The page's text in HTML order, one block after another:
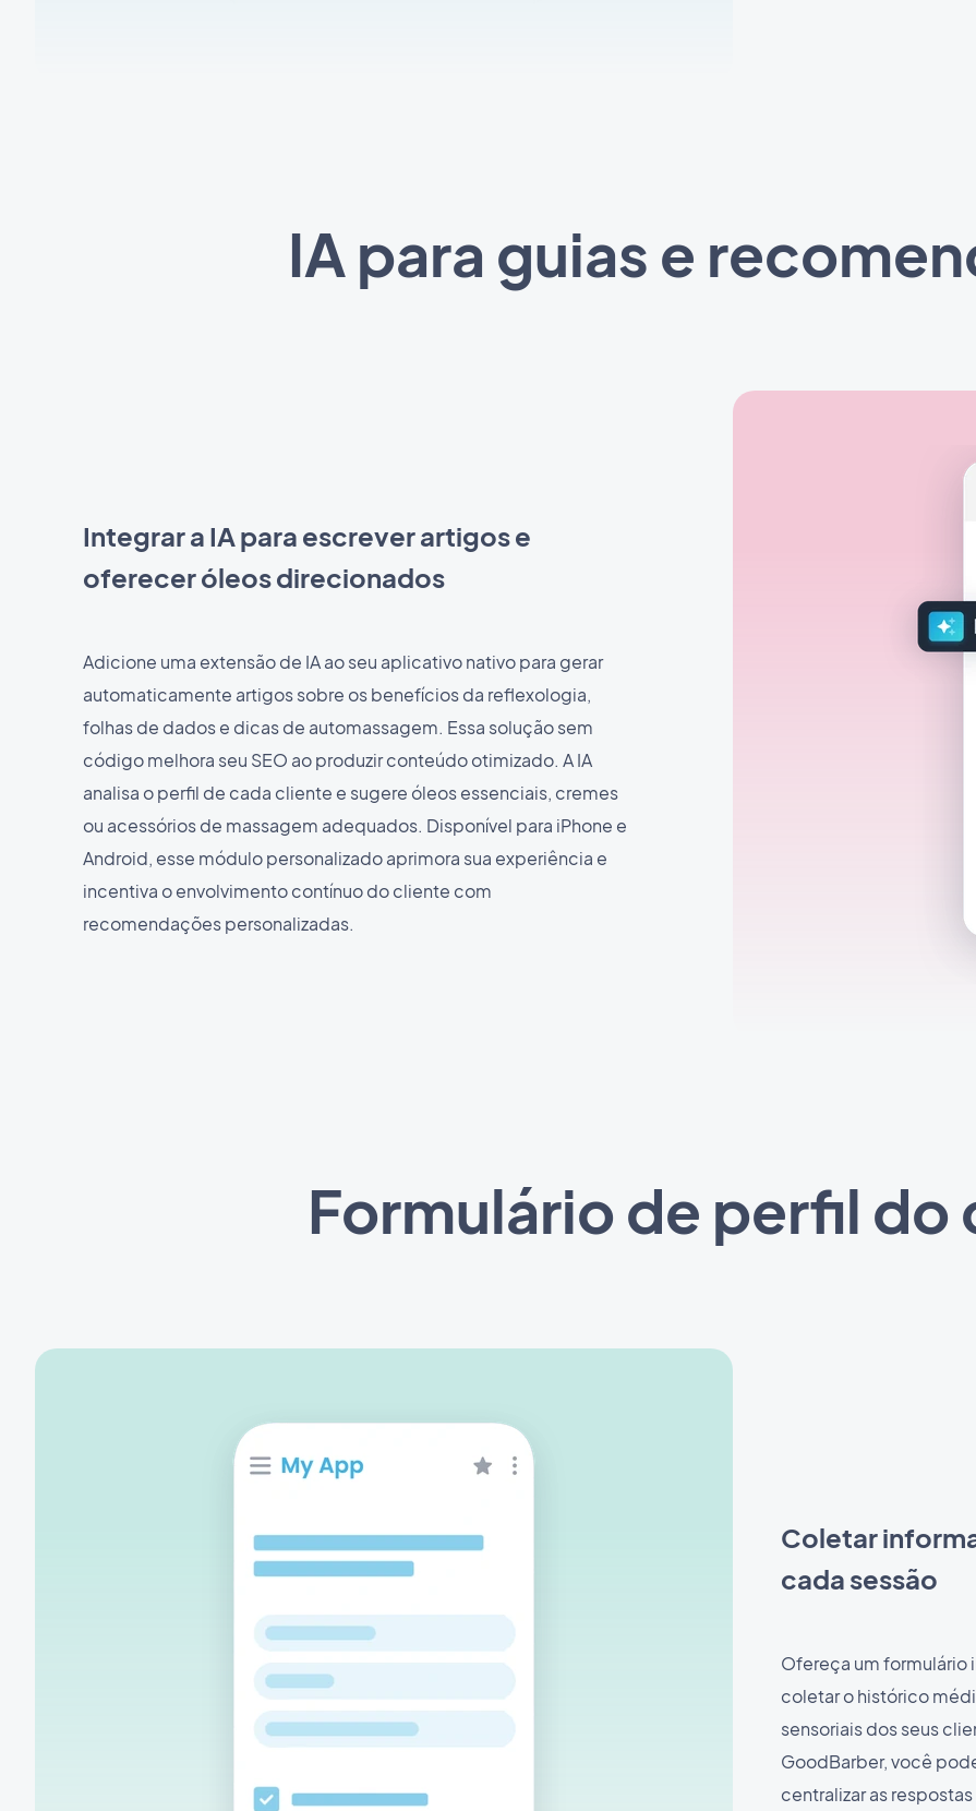
IA para guias e
Integrar a IA para escrever artigos e
oferecer óleos direcionados
Adicione uma extensão de IA ao seu aplicativo nativo para gerar
automaticamente artigos sobre os benefícios da reflexologia,
folhas de dados e dicas de automassagem. Essa solução sem
código melhora seu SEO ao produzir conteúdo otimizado. A IA
analisa o perfil de cada cliente e sugere óleos essenciais, cremes
ou acessórios de massagem adequados. Disponível para iPhone e
Android, esse módulo personalizado aprimora sua experiência e
incentiva o envolvimento contínuo do cliente com
recomendações personalizadas.
Formulário de perfil do
Coletar
cada sessão
Ofereça um formulário
coletar o histórico
sensoriais dos seus
GoodBarber, você
centralizar as